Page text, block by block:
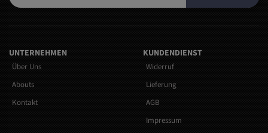
UNTERNEHMEN
Über Uns
Abouts
Kontakt
KUNDENDIENST
Widerruf
Lieferung
AGB
Impressum